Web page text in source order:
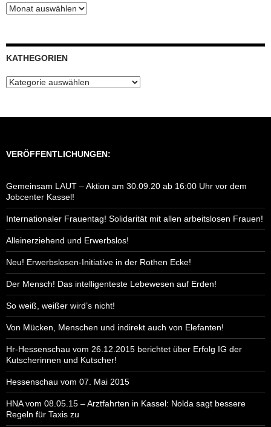
Blog-
KATHEGORIEN
Kathegorien
VERÖFFENTLICHUNGEN:
Gemeinsam LAUT – Aktion am 30.09.20 ab 16:00 Uhr vor dem
Jobcenter Kassel!
Internationaler Frauentag! Solidarität mit allen arbeitslosen Frauen!
Alleinerziehend und Erwerbslos!
Neu! Erwerbslosen-Initiative in der Rothen Ecke!
Der Mensch! Das intelligenteste Lebewesen auf Erden!
So weiß, weißer wird’s nicht!
Von Mücken, Menschen und indirekt auch von Elefanten!
Hr-Hessenschau vom 26.12.2015 berichtet über Erfolg IG der
Kutscherinnen und Kutscher!
Hessenschau vom 07. Mai 2015
HNA vom 08.05.15 – Arztfahrten in Kassel: Nolda sagt bessere
Regeln für Taxis zu